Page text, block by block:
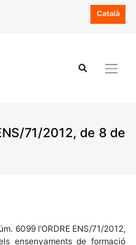
Català
71/2012, de 8 de
6099 l’ORDRE ENS/71/2012,
ensenyaments de formació